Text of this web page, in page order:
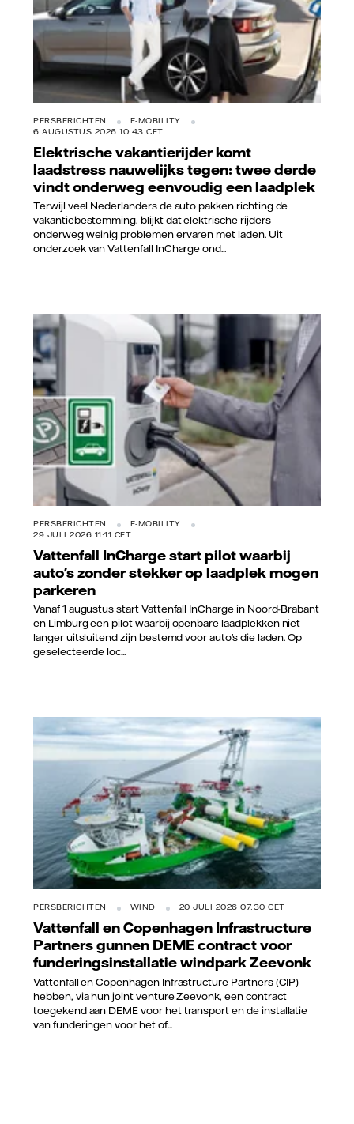
PERSBERICHTEN
E-MOBILITY
6 AUGUSTUS 2026 10:43 CET
Elektrische vakantierijder komt
laadstress nauwelijks tegen: twee derde
vindt onderweg eenvoudig een laadplek
Terwijl veel Nederlanders de auto pakken richting de
vakantiebestemming, blijkt dat elektrische rijders
onderweg weinig problemen ervaren met laden. Uit
onderzoek van Vattenfall InCharge ond...
Vattenfall/Jorrit Lousberg
PERSBERICHTEN
E-MOBILITY
29 JULI 2026 11:11 CET
Vattenfall InCharge start pilot waarbij
auto's zonder stekker op laadplek mogen
parkeren
Vanaf 1 augustus start Vattenfall InCharge in Noord-Brabant
en Limburg een pilot waarbij openbare laadplekken niet
langer uitsluitend zijn bestemd voor auto's die laden. Op
geselecteerde loc...
PERSBERICHTEN WIND 20 JULI 2026 07:30 CET
Vattenfall en Copenhagen Infrastructure
Partners gunnen DEME contract voor
funderingsinstallatie windpark Zeevonk
Vattenfall en Copenhagen Infrastructure Partners (CIP)
hebben, via hun joint venture Zeevonk, een contract
toegekend aan DEME voor het transport en de installatie
van funderingen voor het of...